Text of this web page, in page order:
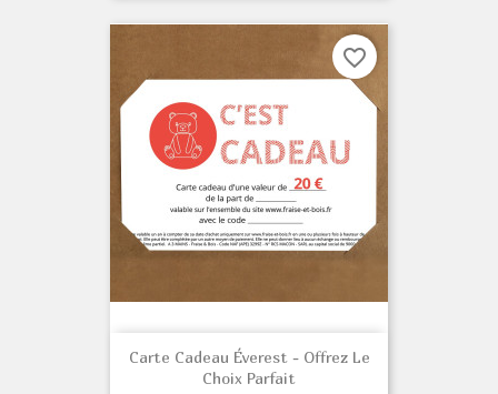
Carte Cadeau Éverest - Offrez Le
Choix Parfait
favorite_border